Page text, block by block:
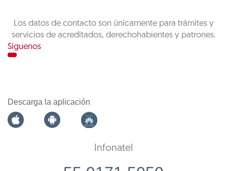
Los datos de contacto son únicamente para trámites y
servicios de acreditados, derechohabientes y patrones.
Síguenos
Descarga la aplicación
Infonatel